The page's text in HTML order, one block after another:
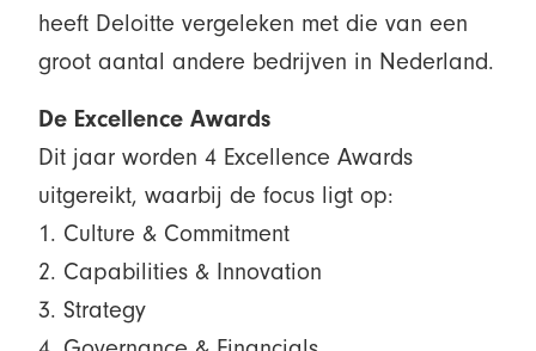
heeft Deloitte vergeleken met die van een
groot aantal andere bedrijven in Nederland.
De Excellence Awards
Dit jaar worden 4 Excellence Awards
uitgereikt, waarbij de focus ligt op:
1. Culture & Commitment
2. Capabilities & Innovation
3. Strategy